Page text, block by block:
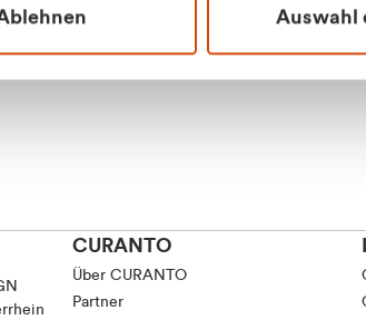
Auswahl
CURANTO
Über CURANTO
Partner